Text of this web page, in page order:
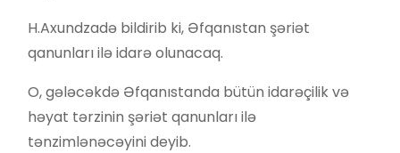
H.Axundzadə bildirib ki, Əfqanıstan şəriət
qanunları ilə idarə olunacaq.
O, gələcəkdə Əfqanıstanda bütün idarəçilik və
həyat tərzinin şəriət qanunları ilə
tənzimlənəcəyini deyib.